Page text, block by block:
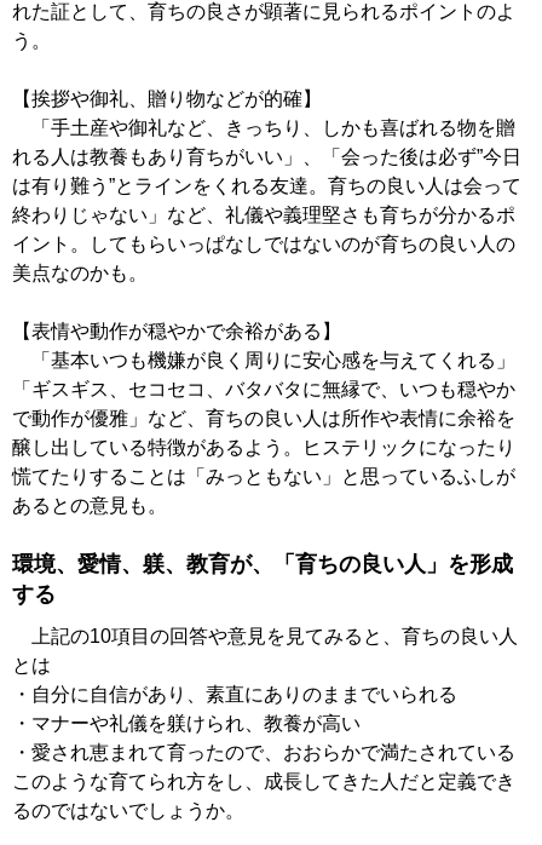
れた証として、育ちの良さが顕著に見られるポイントのよ
う。
【挨拶や御礼、贈り物などが的確】
「手土産や御礼など、きっちり、しかも喜ばれる物を贈
れる人は教養もあり育ちがいい」、「会った後は必ず”今日
は有り難う”とラインをくれる友達。育ちの良い人は会って
終わりじゃない」など、礼儀や義理堅さも育ちが分かるポ
イント。してもらいっぱなしではないのが育ちの良い人の
美点なのかも。
【表情や動作が穏やかで余裕がある】
「基本いつも機嫌が良く周りに安心感を与えてくれる」
「ギスギス、セコセコ、バタバタに無縁で、いつも穏やか
で動作が優雅」など、育ちの良い人は所作や表情に余裕を
醸し出している特徴があるよう。ヒステリックになったり
慌てたりすることは「みっともない」と思っているふしが
あるとの意見も。
環境、愛情、躾、教育が、「育ちの良い人」を形成
する
上記の10項目の回答や意見を見てみると、育ちの良い人
とは
・自分に自信があり、素直にありのままでいられる
・マナーや礼儀を躾けられ、教養が高い
・愛され恵まれて育ったので、おおらかで満たされている
このような育てられ方をし、成長してきた人だと定義でき
るのではないでしょうか。